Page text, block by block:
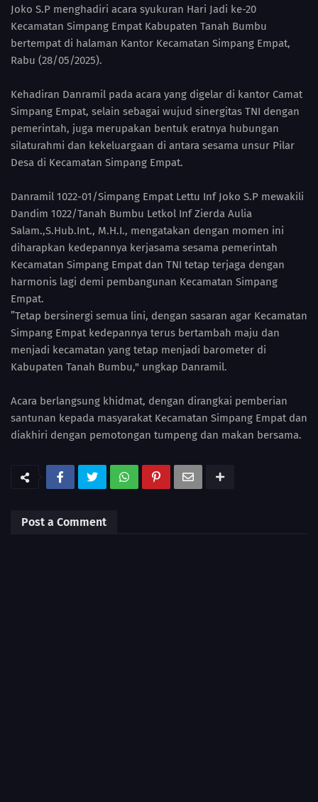
Joko S.P menghadiri acara syukuran Hari Jadi ke-20
Kecamatan Simpang Empat Kabupaten Tanah Bumbu
bertempat di halaman Kantor Kecamatan Simpang Empat,
Rabu (28/05/2025).
Kehadiran Danramil pada acara yang digelar di kantor Camat
Simpang Empat, selain sebagai wujud sinergitas TNI dengan
pemerintah, juga merupakan bentuk eratnya hubungan
silaturahmi dan kekeluargaan di antara sesama unsur Pilar
Desa di Kecamatan Simpang Empat.
Danramil 1022-01/Simpang Empat Lettu Inf Joko S.P mewakili
Dandim 1022/Tanah Bumbu Letkol Inf Zierda Aulia
Salam.,S.Hub.Int., M.H.I., mengatakan dengan momen ini
diharapkan kedepannya kerjasama sesama pemerintah
Kecamatan Simpang Empat dan TNI tetap terjaga dengan
harmonis lagi demi pembangunan Kecamatan Simpang
Empat.
”Tetap bersinergi semua lini, dengan sasaran agar Kecamatan
Simpang Empat kedepannya terus bertambah maju dan
menjadi kecamatan yang tetap menjadi barometer di
Kabupaten Tanah Bumbu," ungkap Danramil.
Acara berlangsung khidmat, dengan dirangkai pemberian
santunan kepada masyarakat Kecamatan Simpang Empat dan
diakhiri dengan pemotongan tumpeng dan makan bersama.
Post a Comment